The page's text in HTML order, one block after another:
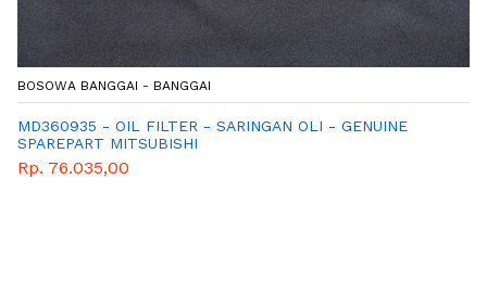
BOSOWA BANGGAI - BANGGAI
MD360935 - OIL FILTER - SARINGAN OLI - GENUINE
SPAREPART MITSUBISHI
Rp. 76.035,00